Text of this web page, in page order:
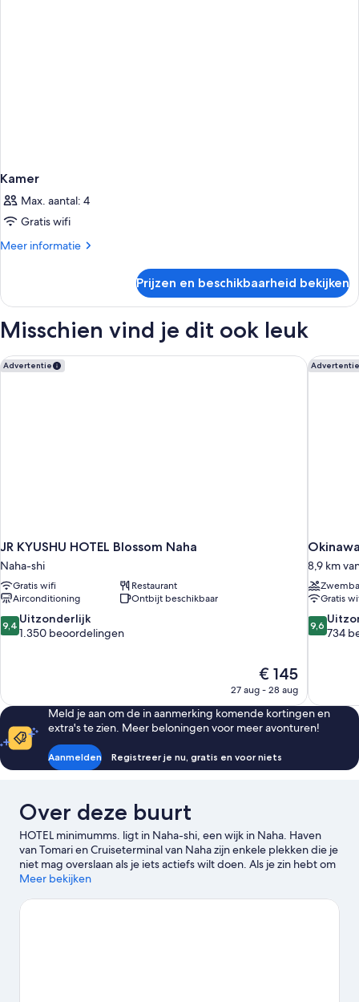
Kamer
Max. aantal: 4
Gratis wifi
Meer informatie
Meer
Prijzen en beschikbaarheid bekijken
Misschien vind je dit ook leuk
Advertentie
JR KYUSHU HOTEL Blossom Naha
Naha-shi
Gratis wifi
Restaurant
Airconditioning
Ontbijt beschikbaar
9.4
van
9,4 Uitzonderlijk
1.350 beoordelingen
De
prijs
is
€ 145
€ 145
27 aug - 28 aug
JR KYUSHU HOTEL Blossom Naha Advertentie
8,9 km
Gratis
9.6
van
9,6
734
Meld je aan om de in aanmerking komende kortingen en
extra's te zien. Meer beloningen voor meer avonturen!
Aanmelden Registreer je nu, gratis en voor niets
Over deze buurt
HOTEL minimumms. ligt in Naha-shi, een wijk in Naha. Haven
van Tomari en Cruiseterminal van Naha zijn enkele plekken die je
niet mag overslaan als je iets actiefs wilt doen. Als je zin hebt om
te shoppen, ga dan naar Kokusai Dori en DFS Galleria Okinawa.
verblijf? Kijk dan even wat er te beleven valt bij Okinawa Arena.
Meer bekijken